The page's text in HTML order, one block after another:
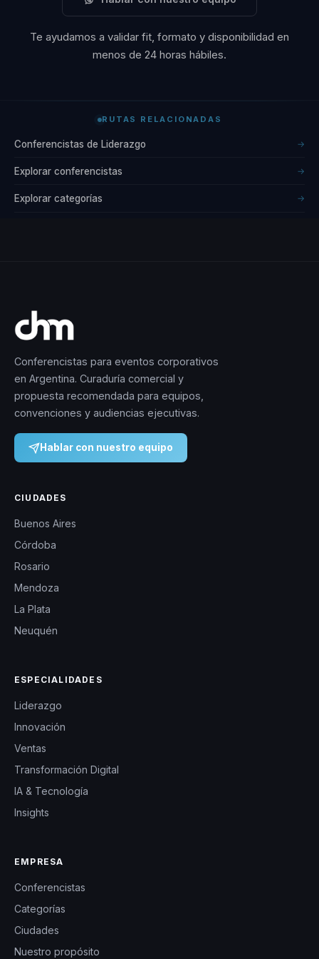
Te ayudamos a validar fit, formato y disponibilidad en
menos de 24 horas hábiles.
RUTAS RELACIONADAS
Conferencistas de Liderazgo →
Explorar conferencistas →
Explorar categorías →
Conferencistas para eventos corporativos
en Argentina. Curaduría comercial y
propuesta recomendada para equipos,
convenciones y audiencias ejecutivas.
Hablar con nuestro equipo
CIUDADES
Buenos Aires
Córdoba
Rosario
Mendoza
La Plata
Neuquén
ESPECIALIDADES
Liderazgo
Innovación
Ventas
Transformación Digital
IA & Tecnología
Insights
EMPRESA
Conferencistas
Categorías
Ciudades
Nuestro propósito